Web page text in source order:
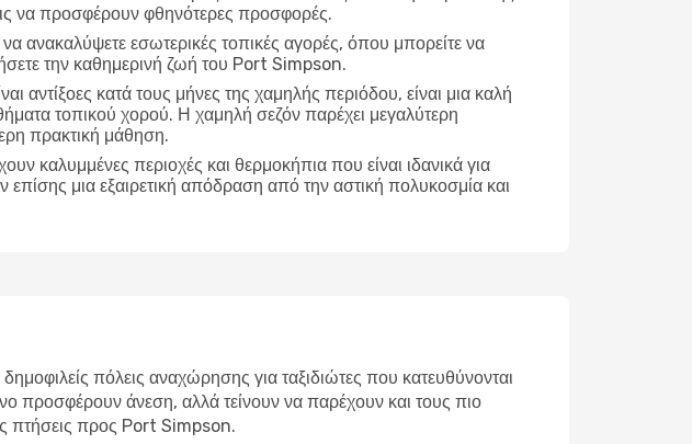
να προσφέρουν φθηνότερες προσφορές.
να ανακαλύψετε εσωτερικές τοπικές αγορές, όπου μπορείτε να
την καθημερινή ζωή του Port Simpson.
αντίξοες κατά τους μήνες της χαμηλής περιόδου, είναι μια καλή
τοπικού χορού. Η χαμηλή σεζόν παρέχει μεγαλύτερη
πρακτική μάθηση.
καλυμμένες περιοχές και θερμοκήπια που είναι ιδανικά για
μια εξαιρετική απόδραση από την αστική πολυκοσμία και
πόλεις αναχώρησης για ταξιδιώτες που κατευθύνονται
προσφέρουν άνεση, αλλά τείνουν να παρέχουν και τους πιο
πτήσεις προς Port Simpson.